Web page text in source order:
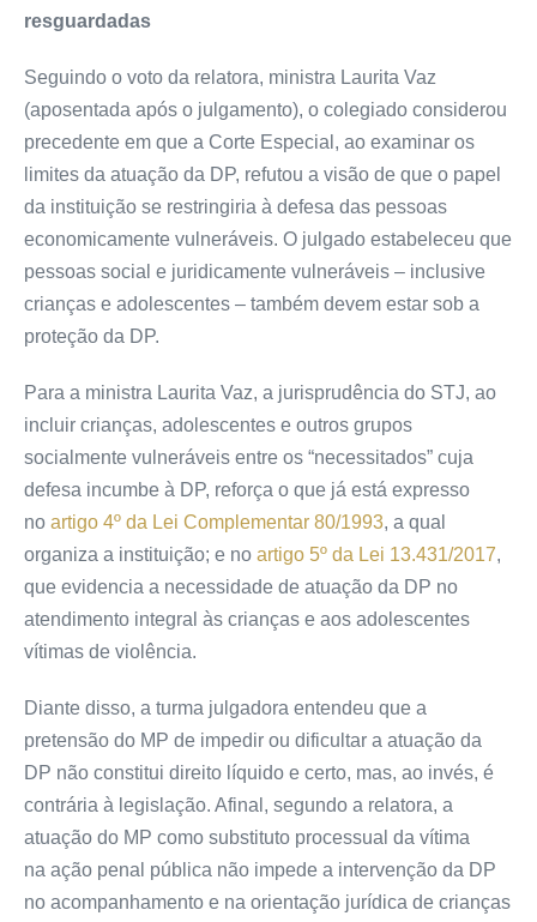
resguardadas
Seguindo o voto da relatora, ministra Laurita Vaz
(aposentada após o julgamento), o colegiado considerou
precedente em que a Corte Especial, ao examinar os
limites da atuação da DP, refutou a visão de que o papel
da instituição se restringiria à defesa das pessoas
economicamente vulneráveis. O julgado estabeleceu que
pessoas social e juridicamente vulneráveis – inclusive
crianças e adolescentes – também devem estar sob a
proteção da DP.
Para a ministra Laurita Vaz, a jurisprudência do STJ, ao
incluir crianças, adolescentes e outros grupos
socialmente vulneráveis entre os “necessitados” cuja
defesa incumbe à DP, reforça o que já está expresso
no artigo 4º da Lei Complementar 80/1993, a qual
organiza a instituição; e no artigo 5º da Lei 13.431/2017,
que evidencia a necessidade de atuação da DP no
atendimento integral às crianças e aos adolescentes
vítimas de violência.
Diante disso, a turma julgadora entendeu que a
pretensão do MP de impedir ou dificultar a atuação da
DP não constitui direito líquido e certo, mas, ao invés, é
contrária à legislação. Afinal, segundo a relatora, a
atuação do MP como substituto processual da vítima
na ação penal pública não impede a intervenção da DP
no acompanhamento e na orientação jurídica de crianças